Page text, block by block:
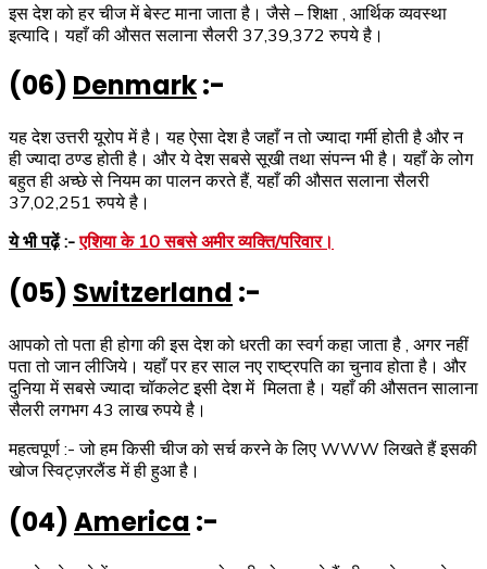
इस देश को हर चीज में बेस्ट माना जाता है। जैसे – शिक्षा , आर्थिक व्यवस्था
इत्यादि। यहाँ की औसत सलाना सैलरी 37,39,372 रुपये है।
(06) Denmark:-
यह देश उत्तरी यूरोप में है। यह ऐसा देश है जहाँ न तो ज्यादा गर्मी होती है और न
ही ज्यादा ठण्ड होती है। और ये देश सबसे सूखी तथा संपन्न भी है। यहाँ के लोग
बहुत ही अच्छे से नियम का पालन करते हैं, यहाँ की औसत सलाना सैलरी
37,02,251 रुपये है।
ये भी पढ़ें :- एशिया के 10 सबसे अमीर व्यक्ति/परिवार।
(05) Switzerland :-
आपको तो पता ही होगा की इस देश को धरती का स्वर्ग कहा जाता है , अगर नहीं
पता तो जान लीजिये। यहाँ पर हर साल नए राष्ट्रपति का चुनाव होता है। और
दुनिया में सबसे ज्यादा चॉकलेट इसी देश में मिलता है। यहाँ की औसतन सालाना
सैलरी लगभग 43 लाख रुपये है।
महत्वपूर्ण :- जो हम किसी चीज को सर्च करने के लिए WWW लिखते हैं इसकी
खोज स्विट्ज़रलैंड में ही हुआ है।
(04)America :-